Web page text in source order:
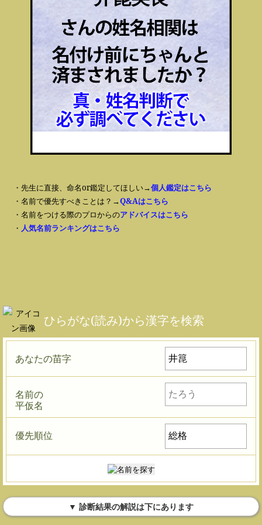
・先生に直接、命名or鑑定してほしい→個人鑑定はこちら
・名前で優先すべきことは？→Q&Aはこちら
・名前をつける際のプロからのアドバイスはこちら
・ 人気名前ランキングはこちら
ひらがな(読み)から漢字を検索
あなたの苗字
名前の
平仮名
優先順位
▼ 診断結果の解説は下にあります